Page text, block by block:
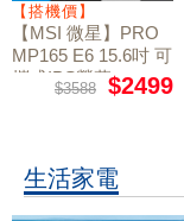
W11
【搭機價】
【MSI 微星】PRO
MP165 E6 15.6吋 可
攜式IPS螢幕
$3588 $2499
生活家電